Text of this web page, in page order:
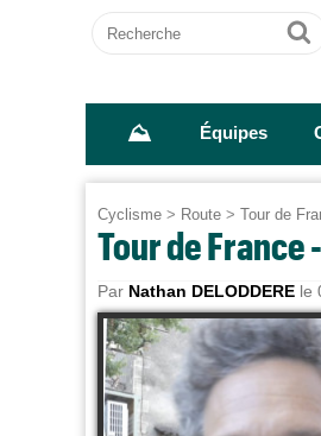
Recherche
Ok
⛰ Équipes
Cyclisme > Route > Tour de
Tour de France
Par Nathan DELODDERE le